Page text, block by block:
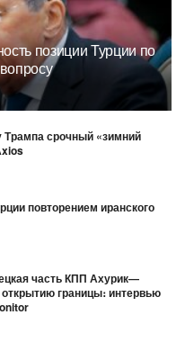
позиции Турции по
Трампа срочный «зимний
повторением иранского
часть КПП Ахурик—
открытию границы։ интервью